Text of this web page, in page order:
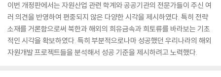
이번 개정판에서는 자원산업 관련 학계와 공공기관의 전문가들이 주신 여
러 의견을 반영하여 편중되지 않은 다양한 시각을 제시하였다. 특히 전략
소재를 거론함으로써 북한과 해외의 희유금속과 희토류를 바라보는 기초
적인 시각을 확보하였다. 특히 부분적으로나마 성공했던 우리나라의 해외
자원개발 프로젝트들을 분석해서 성공 기준을 제시하려고 노력했다.